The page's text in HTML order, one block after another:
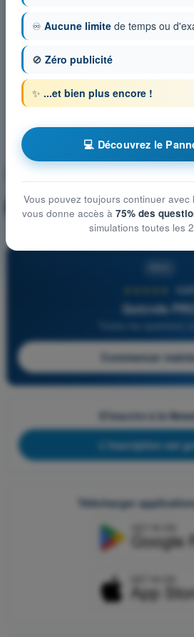
Connaissances générales de
🔒 PRO Explication de
4,6/5
Quizvds PRO
Commencer
S'inscrire à la
L'inscription est
Télécharger
♾️ Aucune limite de temps ou
🚫 Zéro publicité
✨ ...et bien plus encore !
💻 Découvrez le
Vous pouvez toujours continuer avec
vous donne accès à 75% des
simulations toutes les